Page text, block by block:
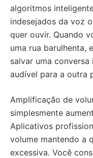
algoritmos
indesejados da voz
quer ouvir. Quando
uma rua barulhenta,
salvar uma
audível para a outra
Amplificação de
simplesmente
Aplicativos
volume mantendo a
excessiva. Você